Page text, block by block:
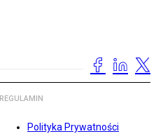
REGULAMIN
Polityka Prywatności